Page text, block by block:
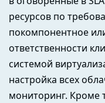
ресурсов по
покомпонентное
ответственности
системой
настройка всех
мониторинг. Кроме